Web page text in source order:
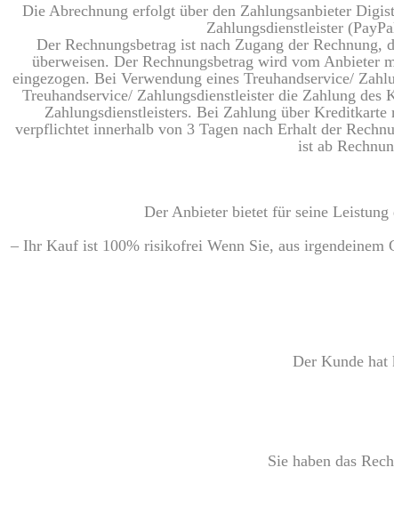
Die Abrechnung erfolgt über den Zahlungsanbieter
Zahlungsdienstleister
Der Rechnungsbetrag ist nach Zugang der
überweisen. Der Rechnungsbetrag wird vom Anbieter
eingezogen. Bei Verwendung eines Treuhandservice/
Treuhandservice/ Zahlungsdienstleister die Zahlung
Zahlungsdienstleisters. Bei Zahlung über
verpflichtet innerhalb von 3 Tagen nach Erhalt der
ist ab
Der Anbieter bietet für seine
– Ihr Kauf ist 100% risikofrei Wenn Sie, aus irgendeinem
Der Kunde hat
Sie haben das